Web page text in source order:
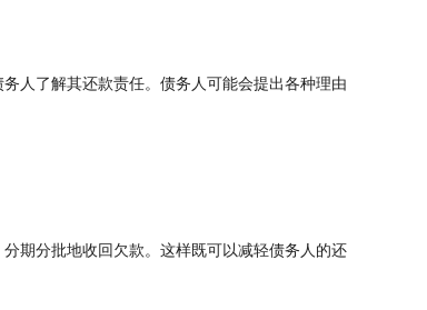
人了解其还款责任。债务人可能会提出各种理由
期分批地收回欠款。这样既可以减轻债务人的还